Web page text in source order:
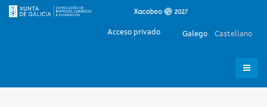
Galego Castellano
Acceso privado